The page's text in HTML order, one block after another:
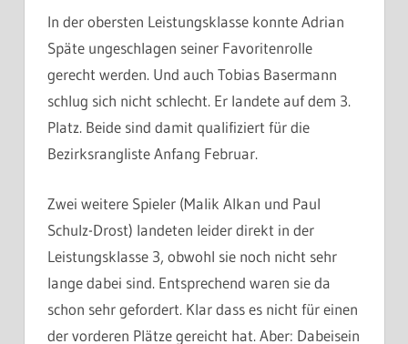
In der obersten Leistungsklasse konnte Adrian
Späte ungeschlagen seiner Favoritenrolle
gerecht werden. Und auch Tobias Basermann
schlug sich nicht schlecht. Er landete auf dem 3.
Platz. Beide sind damit qualifiziert für die
Bezirksrangliste Anfang Februar.
Zwei weitere Spieler (Malik Alkan und Paul
Schulz-Drost) landeten leider direkt in der
Leistungsklasse 3, obwohl sie noch nicht sehr
lange dabei sind. Entsprechend waren sie da
schon sehr gefordert. Klar dass es nicht für einen
der vorderen Plätze gereicht hat. Aber: Dabeisein